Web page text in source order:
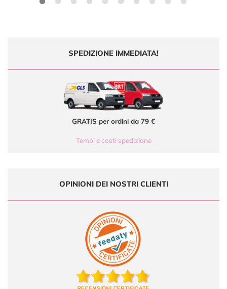
SPEDIZIONE IMMEDIATA!
GRATIS per ordini da 79 €
Tempi e costi spedizione
OPINIONI DEI NOSTRI CLIENTI